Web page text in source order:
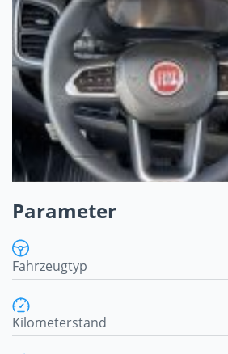
Parameter
Fahrzeugtyp
Kilometerstand